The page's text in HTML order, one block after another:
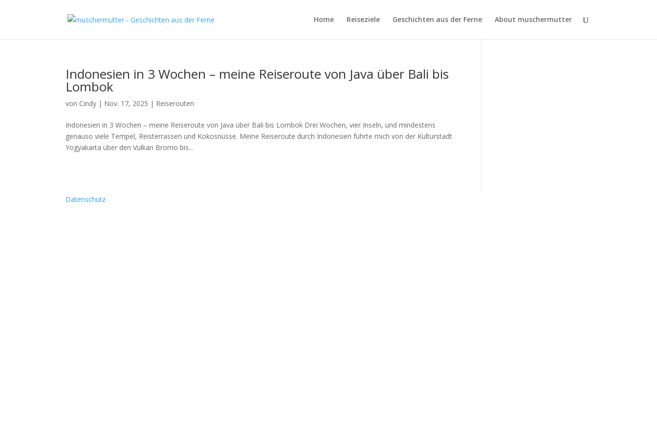
Home Reiseziele Geschichten aus der Ferne About muschermutter
Indonesien in 3 Wochen – meine Reiseroute von Java über Bali bis
Lombok
von Cindy | Nov. 17, 2025 | Reiserouten
Indonesien in 3 Wochen – meine Reiseroute von Java über Bali bis Lombok Drei Wochen, vier Inseln, und mindestens
genauso viele Tempel, Reisterrassen und Kokosnüsse. Meine Reiseroute durch Indonesien führte mich von der Kulturstadt
Yogyakarta über den Vulkan Bromo bis...
Datenschutz